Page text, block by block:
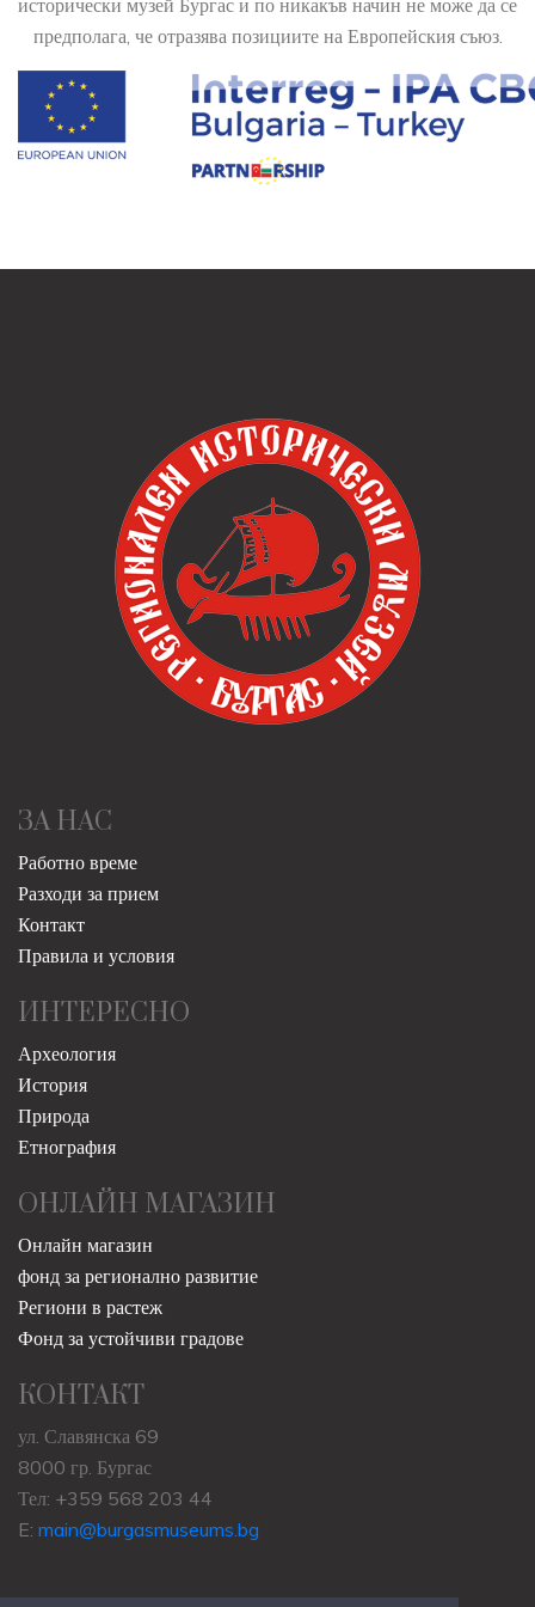
предполага, че отразява позициите на Европейския съюз.
ЗА НАС
Работно време
Разходи за прием
Контакт
Правила и условия
ИНТЕРЕСНО
Археология
История
Природа
Етнография
ОНЛАЙН МАГАЗИН
Онлайн магазин
фонд за регионално развитие
Региони в растеж
Фонд за устойчиви градове
КОНТАКТ
ул. Славянска 69
8000 гр. Бургас
Тел: +359 568 203 44
E: main@burgasmuseums.bg